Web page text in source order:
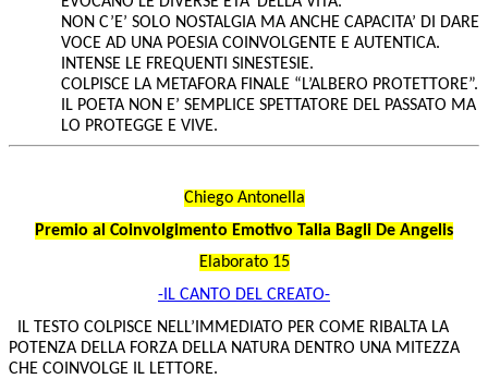
NON C’E’ SOLO NOSTALGIA MA ANCHE CAPACITA’ DI DARE
VOCE AD UNA POESIA COINVOLGENTE E AUTENTICA.
INTENSE LE FREQUENTI SINESTESIE.
COLPISCE LA METAFORA FINALE “L’ALBERO PROTETTORE”.
IL POETA NON E’ SEMPLICE SPETTATORE DEL PASSATO MA
LO PROTEGGE E VIVE.
Chiego Antonella
Premio al Coinvolgimento Emotivo Talia Bagli De Angelis
Elaborato 15
-IL CANTO DEL CREATO-
IL TESTO COLPISCE NELL’IMMEDIATO PER COME RIBALTA LA
POTENZA DELLA FORZA DELLA NATURA DENTRO UNA MITEZZA
CHE COINVOLGE IL LETTORE.